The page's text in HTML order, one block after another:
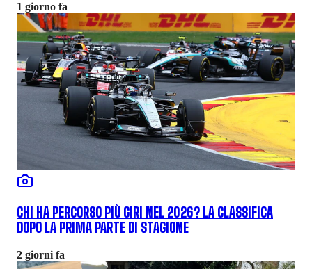
1 giorno fa
CHI HA PERCORSO PIÙ GIRI NEL 2026? LA CLASSIFICA
DOPO LA PRIMA PARTE DI STAGIONE
2 giorni fa